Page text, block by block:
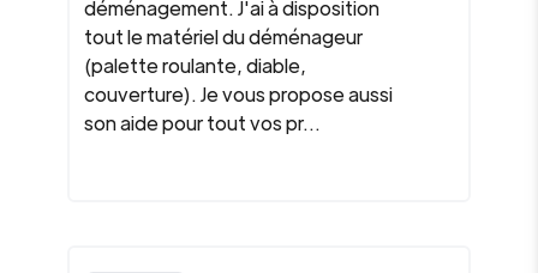
déménagement. J'ai à disposition
tout le matériel du déménageur
(palette roulante, diable,
couverture). Je vous propose aussi
son aide pour tout vos pr...